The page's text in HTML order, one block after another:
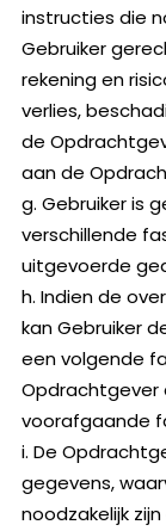
instructies die
Gebruiker
rekening en
verlies,
de
aan de
g. Gebruiker is
verschillende
uitgevoerde
h. Indien de
kan Gebruiker
een volgende
Opdrachtgever
voorafgaande
i. De
gegevens,
noodzakelijk